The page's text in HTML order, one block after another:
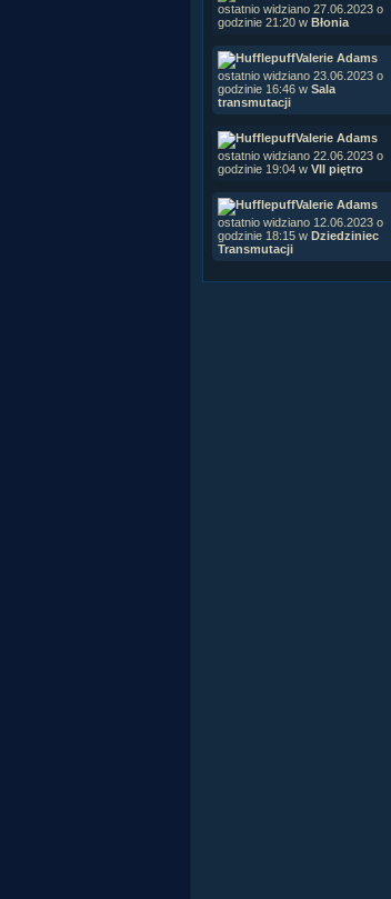
ostatnio widziano 27.06.2023 o
godzinie 21:20 w Błonia
Valerie Adams
ostatnio widziano 23.06.2023 o
godzinie 16:46 w Sala
transmutacji
Valerie Adams
ostatnio widziano 22.06.2023 o
godzinie 19:04 w VII piętro
Valerie Adams
ostatnio widziano 12.06.2023 o
godzinie 18:15 w Dziedziniec
Transmutacji